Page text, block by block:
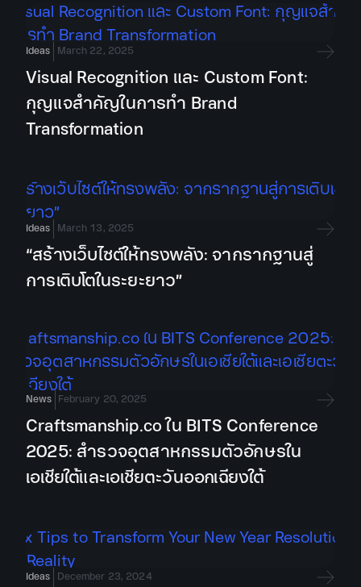
Ideas March 22, 2025
Visual Recognition และ Custom Font:
กุญแจสำคัญในการทำ Brand
Transformation
Ideas March 13, 2025
“สร้างเว็บไซต์ให้ทรงพลัง: จากรากฐานสู่
การเติบโตในระยะยาว”
News February 20, 2025
Craftsmanship.co ใน BITS Conference
2025: สำรวจอุตสาหกรรมตัวอักษรใน
เอเชียใต้และเอเชียตะวันออกเฉียงใต้
Ideas December 23, 2024